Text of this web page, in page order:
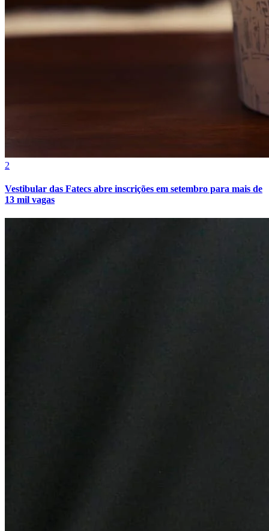
2
Vestibular das Fatecs abre inscrições em setembro para mais de
13 mil vagas